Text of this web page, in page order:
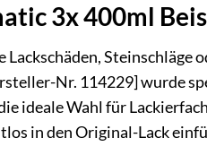
3x 400ml
Steinschläge
Nr. 114229] wurde
ideale Wahl für
in den Original-Lack